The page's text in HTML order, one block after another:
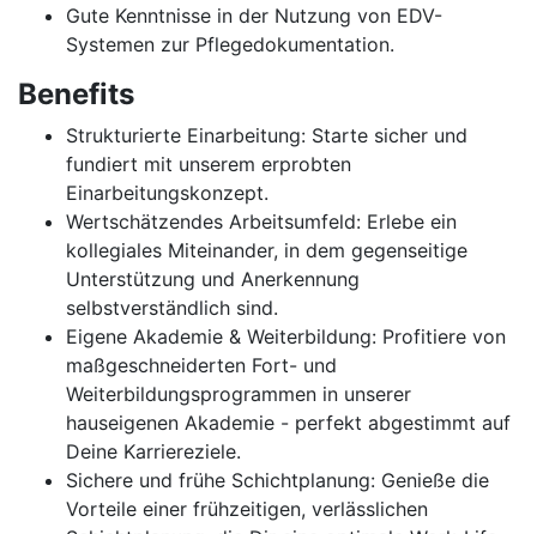
Gute Kenntnisse in der Nutzung von EDV-
Systemen zur Pflegedokumentation.
Benefits
Strukturierte Einarbeitung: Starte sicher und
fundiert mit unserem erprobten
Einarbeitungskonzept.
Wertschätzendes Arbeitsumfeld: Erlebe ein
kollegiales Miteinander, in dem gegenseitige
Unterstützung und Anerkennung
selbstverständlich sind.
Eigene Akademie & Weiterbildung: Profitiere von
maßgeschneiderten Fort- und
Weiterbildungsprogrammen in unserer
hauseigenen Akademie - perfekt abgestimmt auf
Deine Karriereziele.
Sichere und frühe Schichtplanung: Genieße die
Vorteile einer frühzeitigen, verlässlichen